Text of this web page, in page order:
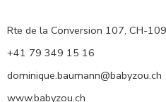
Rte de la Conversion 107, CH-
+41 79 349 15 16
dominique.baumann@babyzou.ch
www.babyzou.ch